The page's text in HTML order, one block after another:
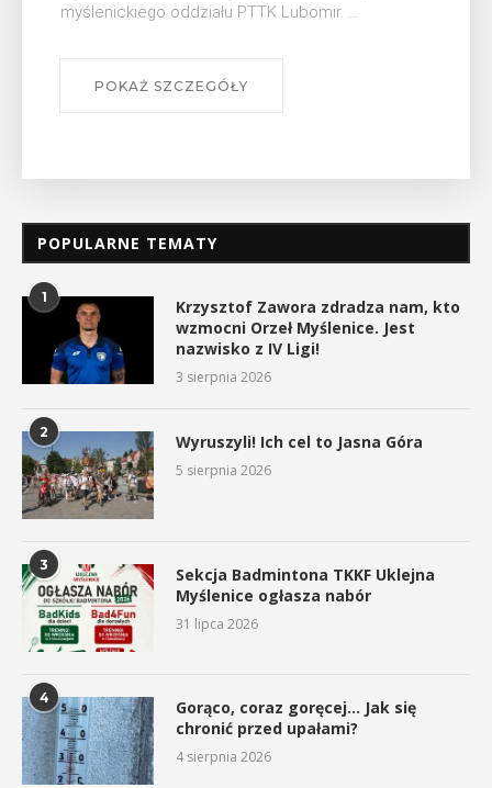
myślenickiego oddziału PTTK Lubomir. ...
POKAŻ SZCZEGÓŁY
POPULARNE TEMATY
1
Krzysztof Zawora zdradza nam, kto
wzmocni Orzeł Myślenice. Jest
nazwisko z IV Ligi!
3 sierpnia 2026
2 Wyruszyli! Ich cel to Jasna Góra
5 sierpnia 2026
3
Sekcja Badmintona TKKF Uklejna
Myślenice ogłasza nabór
31 lipca 2026
4
Gorąco, coraz goręcej… Jak się
chronić przed upałami?
4 sierpnia 2026